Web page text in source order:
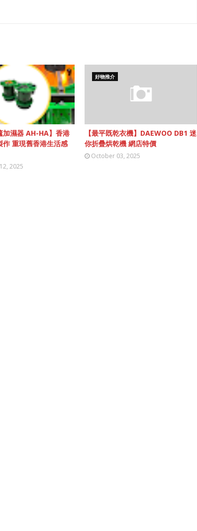
加濕器 AH-HA】香港
作 重現舊香港生活感
2025
好物推介
【最平既乾衣機】DAEWOO DB1 迷
你折疊烘乾機 網店特價
October 03, 2025